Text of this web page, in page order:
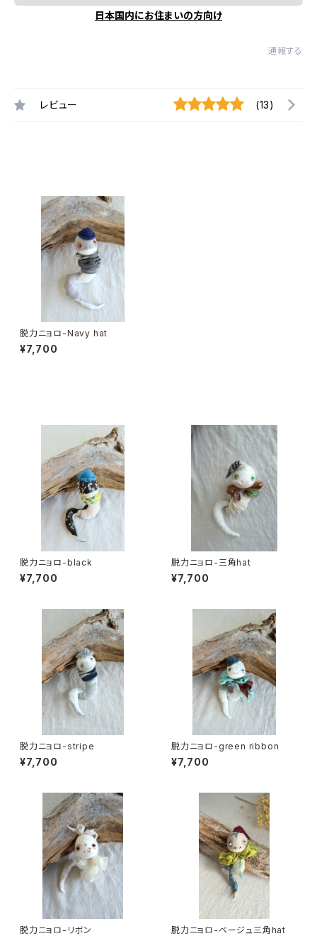
日本国内にお住まいの方向け
通報する
レビュー (13)
脱力ニョロ-Navy hat
¥7,700
脱力ニョロ-black
¥7,700
脱力ニョロ-三角hat
¥7,700
脱力ニョロ-stripe
¥7,700
脱力ニョロ-green ribbon
¥7,700
脱力ニョロ-リボン 脱力ニョロ-ベージュ三角hat